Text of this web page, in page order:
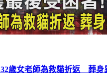
歲女老師為救貓折返 葬身